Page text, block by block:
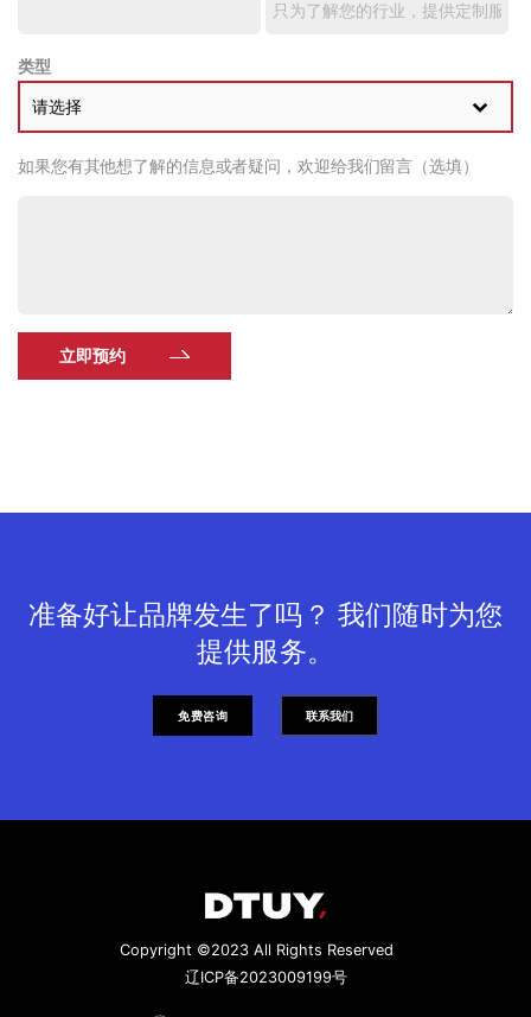
类型
请选择
如果您有其他想了解的信息或者疑问，欢迎给我们留言（选填）
立即预约
准备好让品牌发生了吗？ 我们随时为您
提供服务。
免费咨询 联系我们
Copyright ©2023 All Rights Reserved
辽ICP备2023009199号